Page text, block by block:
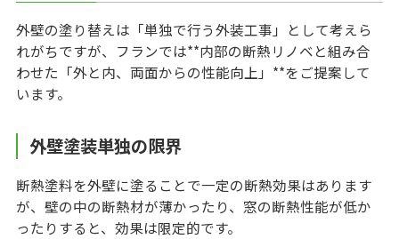
外壁の塗り替えは「単独で行う外装工事」として考えら
れがちですが、フランでは**内部の断熱リノベと組み合
わせた「外と内、両面からの性能向上」**をご提案して
います。
外壁塗装単独の限界
断熱塗料を外壁に塗ることで一定の断熱効果はあります
が、壁の中の断熱材が薄かったり、窓の断熱性能が低か
ったりすると、効果は限定的です。